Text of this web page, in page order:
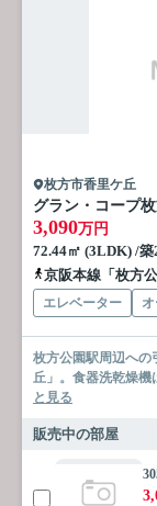
枚方市香里ケ丘
グラン・コープ
3,090万円
72.44㎡ (3LDK) /
京阪本線「枚方
エレベーター
枚方公園駅周辺への
丘」。食器洗乾燥機
と見る
販売中の部屋